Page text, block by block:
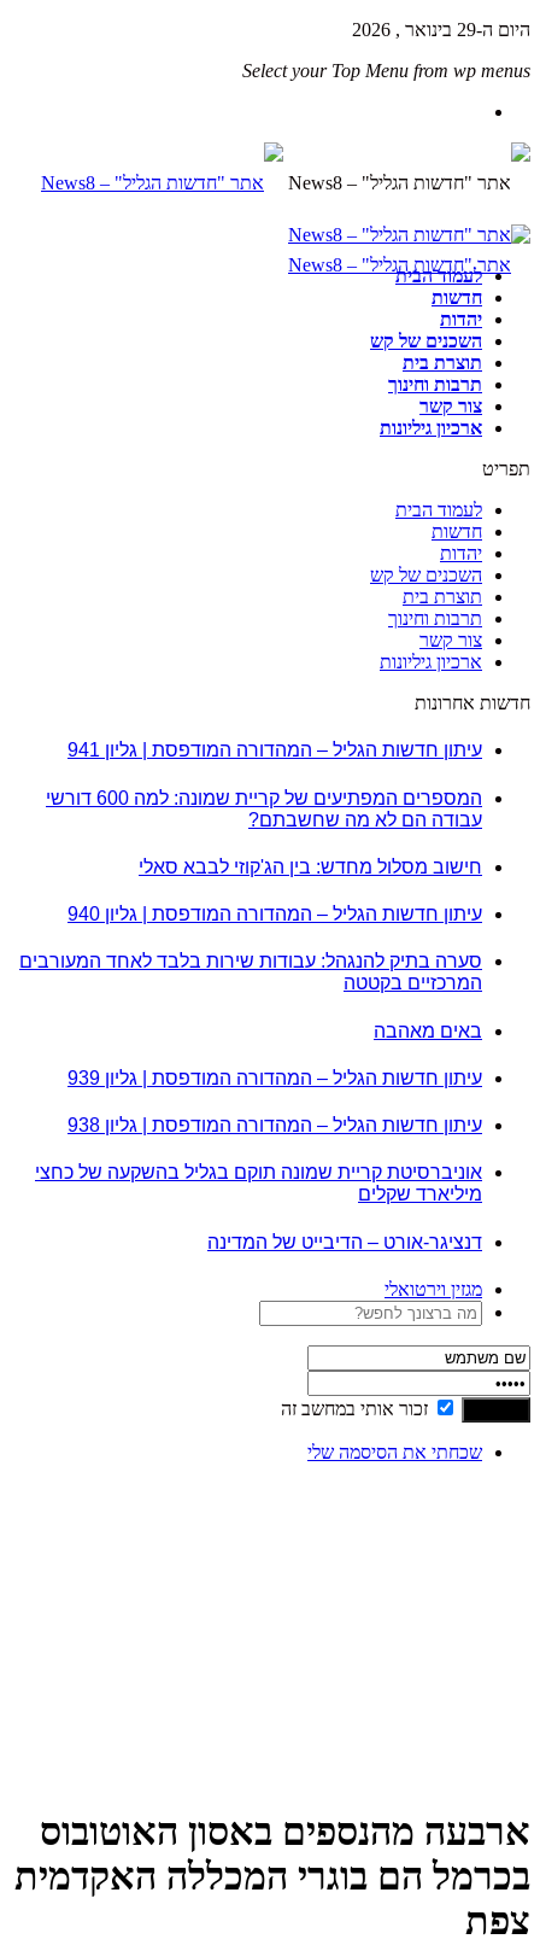
היום ה-29 בינואר , 2026
Select your Top Menu from wp menus
לעמוד הבית
חדשות
יהדות
השכנים של קש
תוצרת בית
תרבות וחינוך
צור קשר
ארכיון גיליונות
תפריט
לעמוד הבית
חדשות
יהדות
השכנים של קש
תוצרת בית
תרבות וחינוך
צור קשר
ארכיון גיליונות
חדשות אחרונות
עיתון חדשות הגליל – המהדורה המודפסת | גליון 941
המספרים המפתיעים של קריית שמונה: למה 600 דורשי
עבודה הם לא מה שחשבתם?
חישוב מסלול מחדש: בין הג'קוזי לבבא סאלי
עיתון חדשות הגליל – המהדורה המודפסת | גליון 940
סערה בתיק להנגהל: עבודות שירות בלבד לאחד המעורבים
המרכזיים בקטטה
באים מאהבה
עיתון חדשות הגליל – המהדורה המודפסת | גליון 939
עיתון חדשות הגליל – המהדורה המודפסת | גליון 938
אוניברסיטת קריית שמונה תוקם בגליל בהשקעה של כחצי
מיליארד שקלים
דנציגר-אורט – הדיבייט של המדינה
מגזין וירטואלי
זכור אותי במחשב זה
שכחתי את הסיסמה שלי
ארבעה מהנספים באסון האוטובוס
בכרמל הם בוגרי המכללה האקדמית
צפת